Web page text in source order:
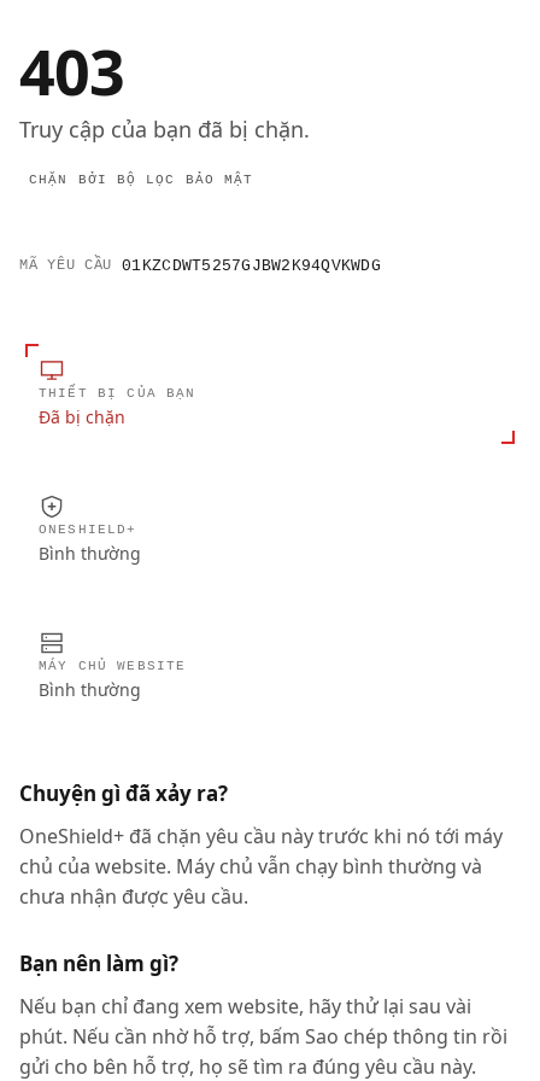
403
Truy cập của bạn đã bị chặn.
CHẶN BỞI BỘ LỌC BẢO MẬT
MÃ YÊU CẦU 01KZCDWT5257GJBW2K94QVKWDG
THIẾT BỊ CỦA BẠN
Đã bị chặn
ONESHIELD+
Bình thường
MÁY CHỦ WEBSITE
Bình thường
Chuyện gì đã xảy ra?
OneShield+ đã chặn yêu cầu này trước khi nó tới máy
chủ của website. Máy chủ vẫn chạy bình thường và
chưa nhận được yêu cầu.
Bạn nên làm gì?
Nếu bạn chỉ đang xem website, hãy thử lại sau vài
phút. Nếu cần nhờ hỗ trợ, bấm Sao chép thông tin rồi
gửi cho bên hỗ trợ, họ sẽ tìm ra đúng yêu cầu này.